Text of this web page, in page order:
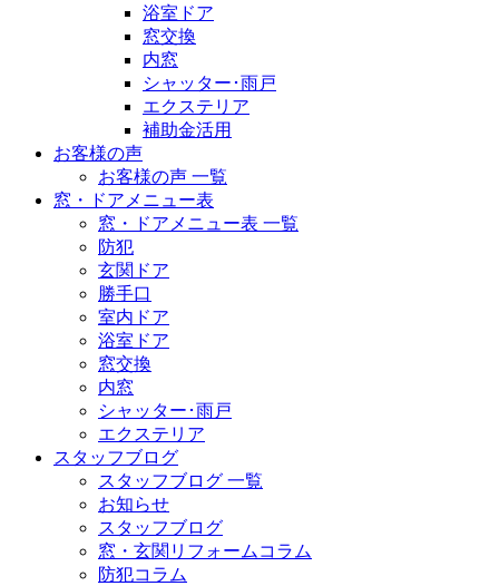
浴室ドア
窓交換
内窓
シャッター･雨戸
エクステリア
補助金活用
お客様の声
お客様の声 一覧
窓・ドアメニュー表
窓・ドアメニュー表 一覧
防犯
玄関ドア
勝手口
室内ドア
浴室ドア
窓交換
内窓
シャッター･雨戸
エクステリア
スタッフブログ
スタッフブログ 一覧
お知らせ
スタッフブログ
窓・玄関リフォームコラム
防犯コラム